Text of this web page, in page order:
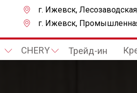
г. Ижевск,
г. Ижевск,
CHERY Трейд-ин